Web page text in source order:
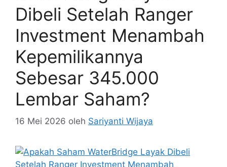
Dibeli Setelah Ranger
Investment Menambah
Kepemilikannya
Sebesar 345.000
Lembar Saham?
16 Mei 2026 oleh Sariyanti Wijaya